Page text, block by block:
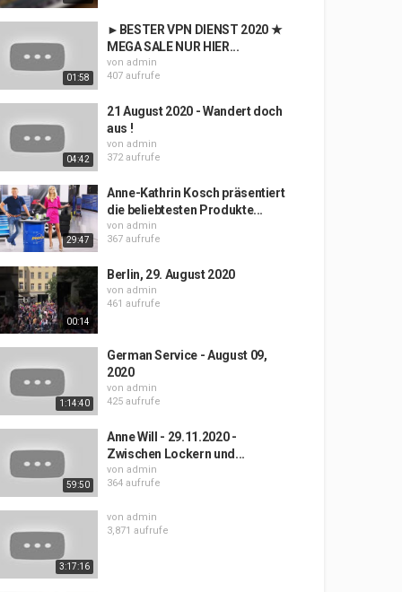
01:58
►BESTER VPN DIENST 2020 ★
MEGA SALE NUR HIER...
von admin
407 aufrufe
04:42
21 August 2020 - Wandert doch
aus !
von admin
372 aufrufe
29:47
Anne-Kathrin Kosch präsentiert
die beliebtesten Produkte...
von admin
367 aufrufe
00:14
Berlin, 29. August 2020
von admin
461 aufrufe
1:14:40
German Service - August 09,
2020
von admin
425 aufrufe
59:50
Anne Will - 29.11.2020 -
Zwischen Lockern und...
von admin
364 aufrufe
3:17:16
von admin
3,871 aufrufe